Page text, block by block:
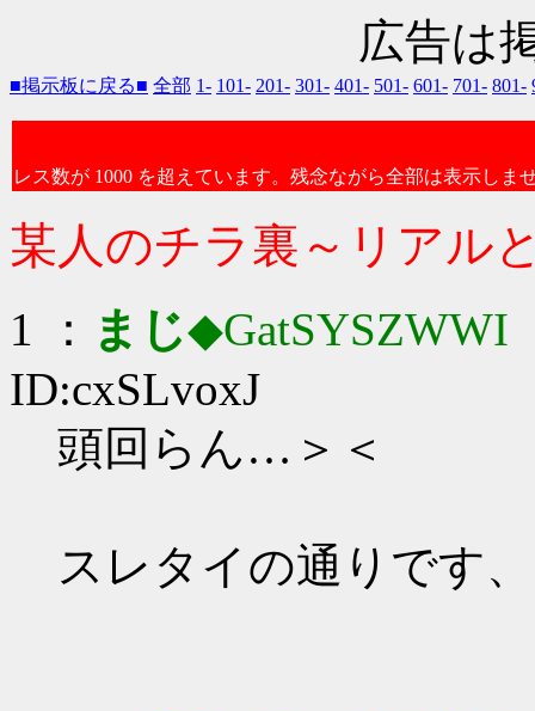
広告は
■掲示板に戻る■ 全部 1- 101- 201- 301- 401- 501- 601- 701- 801-
レス数が 1000 を超えています。残念ながら全部は表示しま
某人のチラ裏～リアル
1 ： まじ◆GatSYSZWWI
ID:cxSLvoxJ
頭回らん…＞＜
スレタイの通りです